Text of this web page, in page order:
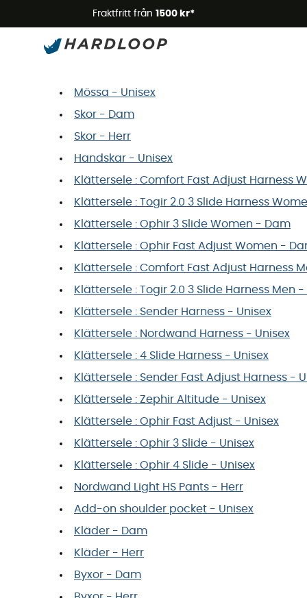
Fraktfritt från 1500 kr*
Mammut Storleksguide
Mössa - Unisex
Skor - Dam
Skor - Herr
Handskar - Unisex
Klättersele : Comfort Fast Adjust Harness
Klättersele : Togir 2.0 3 Slide Harness
Klättersele : Ophir 3 Slide Women - Dam
Klättersele : Ophir Fast Adjust Women -
Klättersele : Comfort Fast Adjust Harness
Klättersele : Togir 2.0 3 Slide Harness Men -
Klättersele : Sender Harness - Unisex
Klättersele : Nordwand Harness - Unisex
Klättersele : 4 Slide Harness - Unisex
Klättersele : Sender Fast Adjust Harness -
Klättersele : Zephir Altitude - Unisex
Klättersele : Ophir Fast Adjust - Unisex
Klättersele : Ophir 3 Slide - Unisex
Klättersele : Ophir 4 Slide - Unisex
Nordwand Light HS Pants - Herr
Add-on shoulder pocket - Unisex
Kläder - Dam
Kläder - Herr
Byxor - Dam